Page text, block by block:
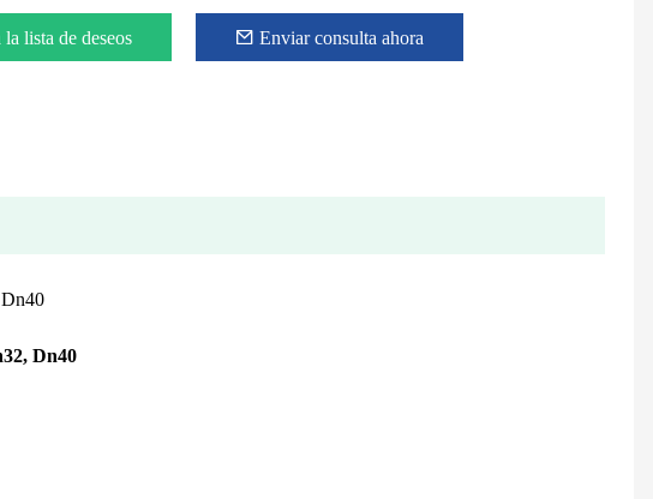
lista de deseos Enviar consulta ahora
Dn40